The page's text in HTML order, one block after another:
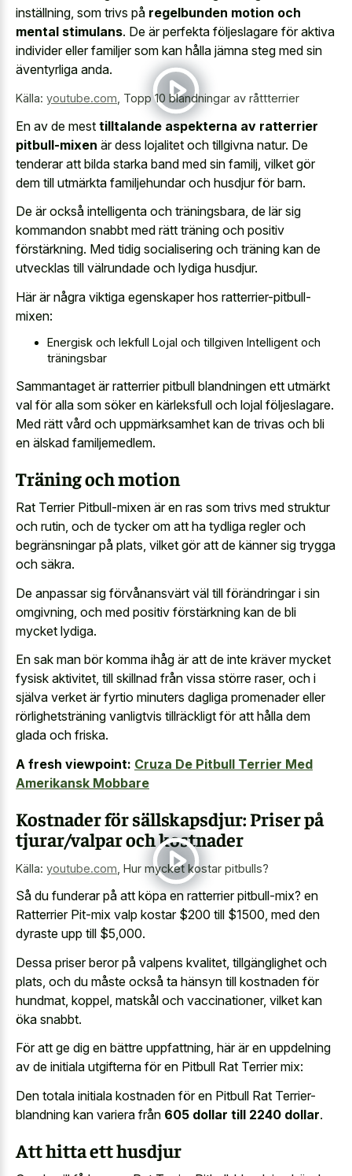
inställning, som trivs på regelbunden motion och
mental stimulans. De är perfekta följeslagare för aktiva
individer eller familjer som kan hålla jämna steg med sin
äventyrliga anda.
Källa: youtube.com Topp 10 blandningar av råttterrier
En av de mest tilltalande aspekterna av ratterrier
pitbull-mixen är dess lojalitet och tillgivna natur. De
tenderar att bilda starka band med sin familj, vilket gör
dem till utmärkta familjehundar och husdjur för barn.
De är också intelligenta och träningsbara, de lär sig
kommandon snabbt med rätt träning och positiv
förstärkning. Med tidig socialisering och träning kan de
utvecklas till välrundade och lydiga husdjur.
Här är några viktiga egenskaper hos ratterrier-pitbull-
mixen:
Energisk och lekfull Lojal och tillgiven Intelligent och
träningsbar
Sammantaget är ratterrier pitbull blandningen ett utmärkt
val för alla som söker en kärleksfull och lojal följeslagare.
Med rätt vård och uppmärksamhet kan de trivas och bli
en älskad familjemedlem.
Träning och motion
Rat Terrier Pitbull-mixen är en ras som trivs med struktur
och rutin, och de tycker om att ha tydliga regler och
begränsningar på plats, vilket gör att de känner sig trygga
och säkra.
De anpassar sig förvånansvärt väl till förändringar i sin
omgivning, och med positiv förstärkning kan de bli
mycket lydiga.
En sak man bör komma ihåg är att de inte kräver mycket
fysisk aktivitet, till skillnad från vissa större raser, och i
själva verket är fyrtio minuters dagliga promenader eller
rörlighetsträning vanligtvis tillräckligt för att hålla dem
glada och friska.
A fresh viewpoint: Cruza De Pitbull Terrier Med
Amerikansk Mobbare
Kostnader för sällskapsdjur: Priser på
tjurar/valpar och kostnader
Källa: youtube.com Hur mycket kostar pitbulls?
Så du funderar på att köpa en ratterrier pitbull-mix? en
Ratterrier Pit-mix valp kostar $200 till $1500, med den
dyraste upp till $5,000.
Dessa priser beror på valpens kvalitet, tillgänglighet och
plats, och du måste också ta hänsyn till kostnaden för
hundmat, koppel, matskål och vaccinationer, vilket kan
öka snabbt.
För att ge dig en bättre uppfattning, här är en uppdelning
av de initiala utgifterna för en Pitbull Rat Terrier mix:
Den totala initiala kostnaden för en Pitbull Rat Terrier-
blandning kan variera från 605 dollar till 2240 dollar.
Att hitta ett husdjur